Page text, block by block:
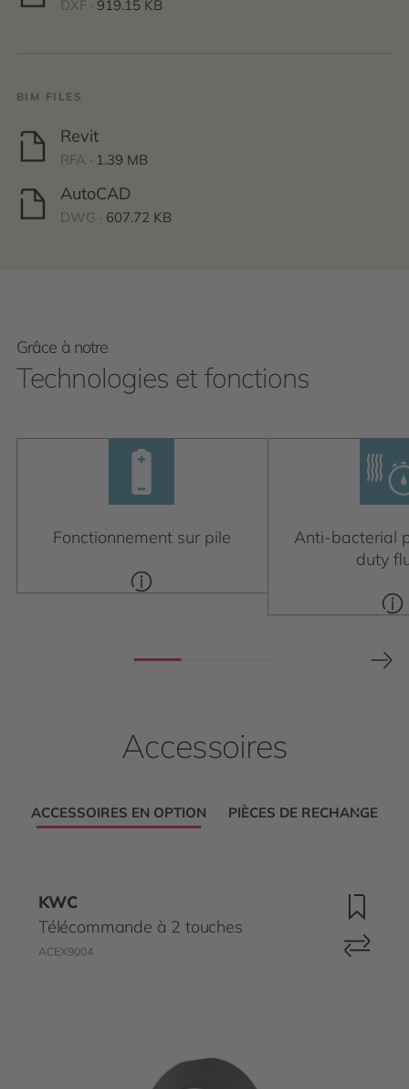
DXF · 919.15 KB
BIM FILES
Revit
RFA · 1.39 MB
AutoCAD
DWG · 607.72 KB
Grâce à notre
Technologies et fonctions
Fonctionnement sur pile
Anti-bacterial
duty
Accessoires
ACCESSOIRES EN OPTION PIÈCES DE RECHANGE
KWC
Télécommande à 2 touches
ACEX9004